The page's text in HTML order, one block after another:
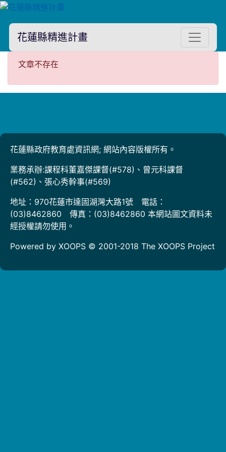
花蓮縣精進計畫
文章不存在
文章不存在
花蓮縣政府教育處資訊網; 網站內容版權所有。
業務承辦:課程科董嘉傑課督(#578)、曾元科課督
(#562)、張心秀幹事(#569)
地址：970花蓮市達固湖灣大路1號 電話：
(03)8462860 傳真：(03)8462860 本網站圖文資料未
經授權請勿使用。
Powered by XOOPS © 2001-2018 The XOOPS Project